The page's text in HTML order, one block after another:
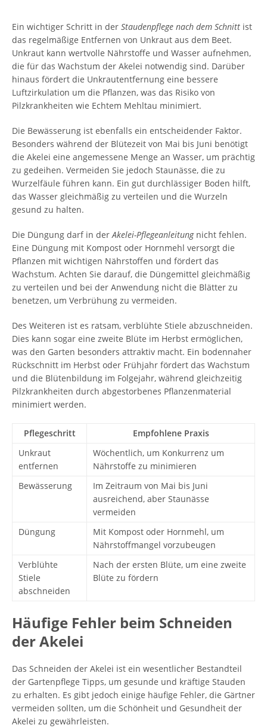
Ein wichtiger Schritt in der Staudenpflege nach dem Schnitt ist
das regelmäßige Entfernen von Unkraut aus dem Beet.
Unkraut kann wertvolle Nährstoffe und Wasser aufnehmen,
die für das Wachstum der Akelei notwendig sind. Darüber
hinaus fördert die Unkrautentfernung eine bessere
Luftzirkulation um die Pflanzen, was das Risiko von
Pilzkrankheiten wie Echtem Mehltau minimiert.
Die Bewässerung ist ebenfalls ein entscheidender Faktor.
Besonders während der Blütezeit von Mai bis Juni benötigt
die Akelei eine angemessene Menge an Wasser, um prächtig
zu gedeihen. Vermeiden Sie jedoch Staunässe, die zu
Wurzelfäule führen kann. Ein gut durchlässiger Boden hilft,
das Wasser gleichmäßig zu verteilen und die Wurzeln
gesund zu halten.
Die Düngung darf in derAkelei-Pflegeanleitungnicht fehlen.
Eine Düngung mit Kompost oder Hornmehl versorgt die
Pflanzen mit wichtigen Nährstoffen und fördert das
Wachstum. Achten Sie darauf, die Düngemittel gleichmäßig
zu verteilen und bei der Anwendung nicht die Blätter zu
benetzen, um Verbrühung zu vermeiden.
Des Weiteren ist es ratsam, verblühte Stiele abzuschneiden.
Dies kann sogar eine zweite Blüte im Herbst ermöglichen,
was den Garten besonders attraktiv macht. Ein bodennaher
Rückschnitt im Herbst oder Frühjahr fördert das Wachstum
und die Blütenbildung im Folgejahr, während gleichzeitig
Pilzkrankheiten durch abgestorbenes Pflanzenmaterial
minimiert werden.
Pflegeschritt
Empfohlene Praxis
Unkraut
entfernen
Wöchentlich, um Konkurrenz um
Nährstoffe zu minimieren
Bewässerung
Im Zeitraum von Mai bis Juni
ausreichend, aber Staunässe
vermeiden
Düngung
Mit Kompost oder Hornmehl, um
Nährstoffmangel vorzubeugen
Verblühte
Stiele
abschneiden
Nach der ersten Blüte, um eine zweite
Blüte zu fördern
Häufige Fehler beim Schneiden
der Akelei
Das Schneiden der Akelei ist ein wesentlicher Bestandteil
der Gartenpflege Tipps, um gesunde und kräftige Stauden
zu erhalten. Es gibt jedoch einige häufige Fehler, die Gärtner
vermeiden sollten, um die Schönheit und Gesundheit der
Akelei zu gewährleisten.